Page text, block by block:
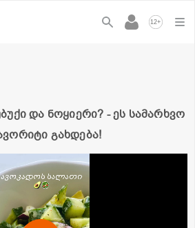
12+
და ნოყიერი? - ეს სამარხვო
გახდება!